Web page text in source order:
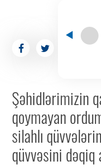
Şəhidlərimizin
qoymayan
silahlı
qüvvəsini